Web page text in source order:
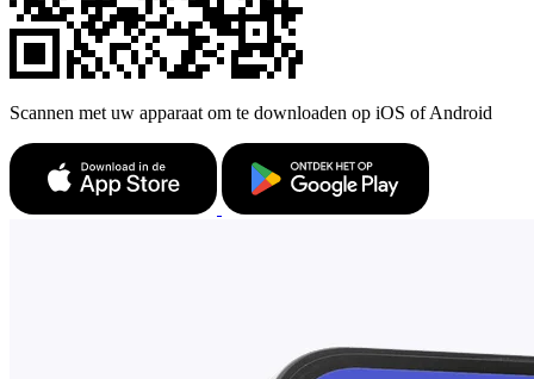
Scannen met uw apparaat om te downloaden op iOS of Android